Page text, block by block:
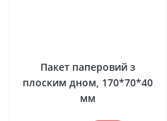
Пакет паперовий з
плоским дном, 170*70*40
мм